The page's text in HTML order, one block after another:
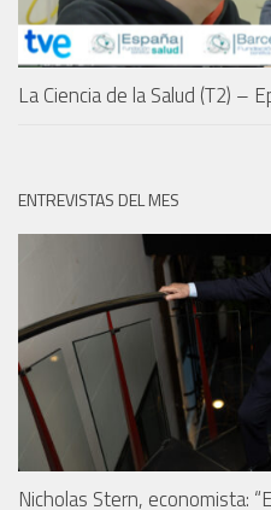
La Ciencia de la Salud (T2) –
ENTREVISTAS DEL MES
Nicholas Stern, economista: